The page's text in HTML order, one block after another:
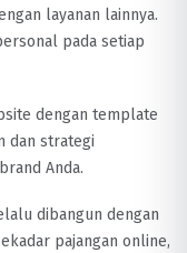
layanan lainnya.
pada setiap
dengan template
dan strategi
Anda.
dibangun dengan
pajangan online,